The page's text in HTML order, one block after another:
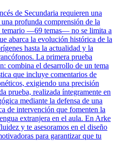
de Secundaria requieren una
profunda comprensión de la
temario —69 temas— no se limita a
abarca la evolución histórica de la
hasta la actualidad y la
La primera prueba
combina el desarrollo de un tema
que incluye comentarios de
exigiendo una precisión
prueba, realizada íntegramente en
mediante la defensa de una
de intervención que fomenten la
extranjera en el aula. En Arke
y te asesoramos en el diseño
para garantizar que tu